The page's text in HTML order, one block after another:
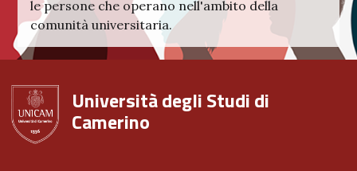
le persone che operano nell'ambito della
comunità universitaria.
Università degli Studi di
Camerino